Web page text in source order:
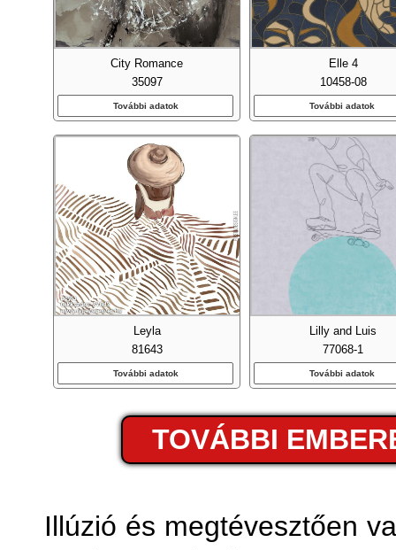
Fa
City Romance
35097
További adatok
Elle 4
10458-08
További adatok
Leyla
81643
További adatok
Lilly and Luis
77068-1
További adatok
TOVÁBBI
Illúzió és megtévesztően